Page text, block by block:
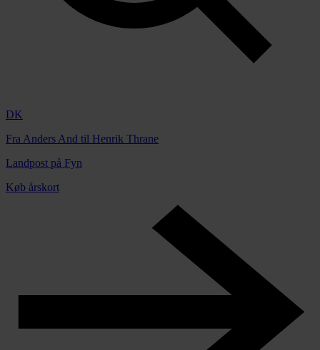
DK
Fra Anders And til Henrik Thrane
Landpost på Fyn
Køb årskort